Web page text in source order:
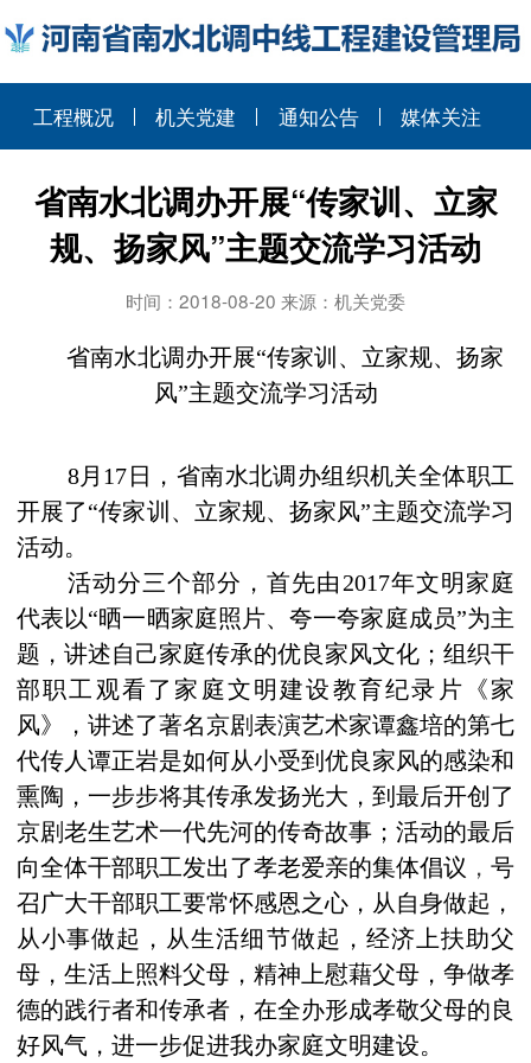
工程概况 机关党建 通知公告 媒体关注
省南水北调办开展“传家训、立家
规、扬家风”主题交流学习活动
时间：2018-08-20 来源：机关党委
省南水北调办开展“传家训、立家规、 扬家
风”主题交流学习活动
8月 17 日，省南水北调办组织机关全体职工
开展了“传家训、立家规、扬家风”主题交流学习
活动。
活动分三个部分，首先由 2017年文明家庭
代表以“晒一晒家庭照片、夸一夸家庭成员”为主
题，讲述自己家庭传承的优良家风文化；组织干
部职工观看了家庭文明建设教育纪录片《家
风》，讲述了著名京剧表演艺术家谭鑫培的第七
代传人谭正岩是如何从小受到优良家风的感染和
熏陶，一步步将其传承发扬光大，到最后开创了
京剧老生艺术一代先河的传奇故事；活动的最后
向全体干部职工发出了孝老爱亲的集体倡议 ， 号
召广大干部职工要常怀感恩之心，从自身做起，
从小事做起，从生活细节做起，经济上扶助父
母，生活上照料父母，精神上慰藉父母，争做孝
德的践行者和传承者，在全办形成孝敬父母的良
好风气，进一步促进我办家庭文明建设。